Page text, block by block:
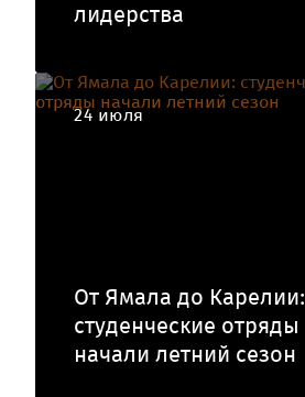
лидерства
24 июля
От Ямала до Карелии:
студенческие отряды
начали летний сезон